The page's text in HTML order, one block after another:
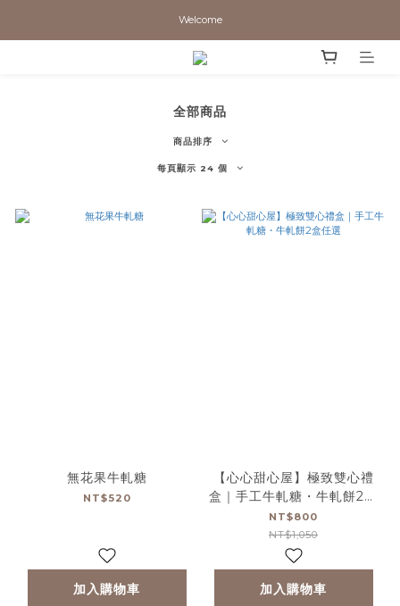
Welcome
全部商品
商品排序
每頁顯示 24 個
無花果牛軋糖
NT$520
加入購物車
【心心甜心屋】極致雙心禮
盒｜手工牛軋糖・牛軋餅2盒
任選
NT$800
NT$1,050
加入購物車